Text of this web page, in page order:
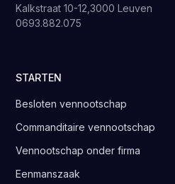
STARTEN
Besloten vennootschap
Commanditaire vennootschap
Vennootschap onder firma
Eenmanszaak
Kalkstraat 10-12,3000 Leuven
0693.882.075